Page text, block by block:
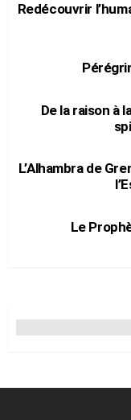
Redécouvrir
De la raison à
L’Alhambra de
Le